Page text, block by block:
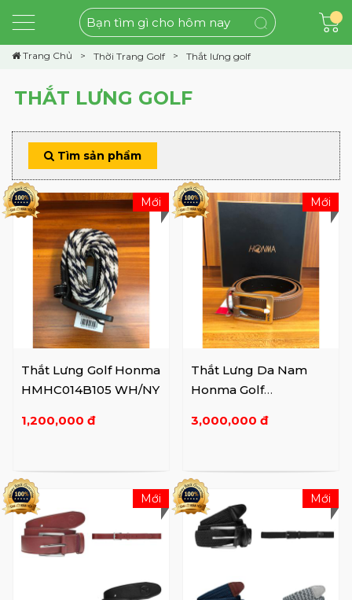
Trang Chủ Thời Trang Golf Thắt lưng golf
THẮT LƯNG GOLF
Tìm sản phẩm
Thắt Lưng Golf Honma
HMHC014B105 WH/NY
1,200,000 đ
Mới
Thắt Lưng Da Nam
Honma Golf
3,000,000 đ
Mới
Mới Mới